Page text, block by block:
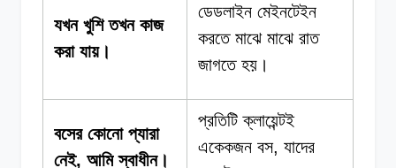
যখন খুশি তখন কাজ
করা যায়।
ডেডলাইন মেইনটেইন
করতে মাঝে মাঝে রাত
জাগতে হয়।
বসের কোনো প্যারা
নেই, আমি স্বাধীন।
প্রতিটি ক্লায়েন্টই
একেকজন বস, যাদের